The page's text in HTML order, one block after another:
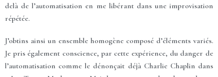
delà de l’automatisation en me libérant dans une improvisation
répétée.
J’obtins ainsi un ensemble homogène composé d’éléments variés.
Je pris également conscience, par cette expérience, du danger de
l’automatisation comme le dénonçait déjà Charlie Chaplin dans